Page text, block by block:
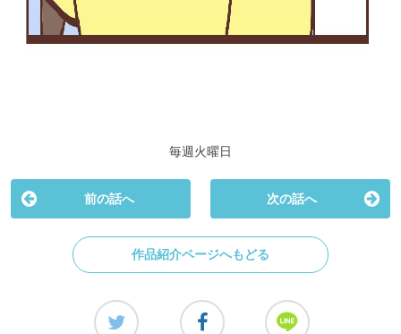
毎週火曜日
前の話へ 次の話へ
作品紹介ページへもどる